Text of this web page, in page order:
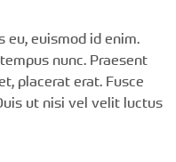
eu, euismod id enim.
nunc. Praesent
placerat erat. Fusce
ut nisi vel velit luctus